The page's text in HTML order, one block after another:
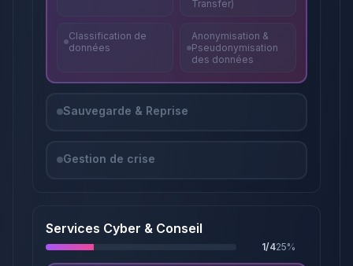
Transfer)
Classification de
données
Anonymisation &
Pseudonymisation
des données
Sauvegarde & Reprise
Gestion de crise
Services Cyber & Conseil
1/425%